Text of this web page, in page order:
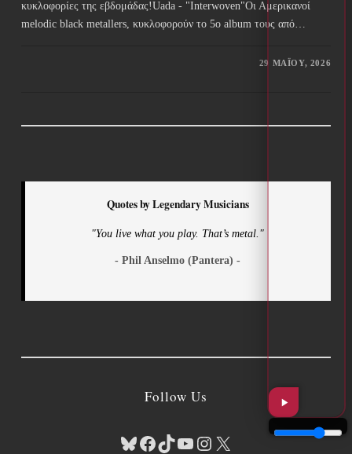
κυκλοφορίες της εβδομάδας!Uada - "Interwoven"Οι Αμερικανοί
melodic black metallers, κυκλοφορούν το 5ο album τους από…
29 ΜΑΪ́ΟΥ, 2026
Quotes by Legendary Musicians
"You live what you play. That’s metal."
- Phil Anselmo (Pantera) -
Follow Us